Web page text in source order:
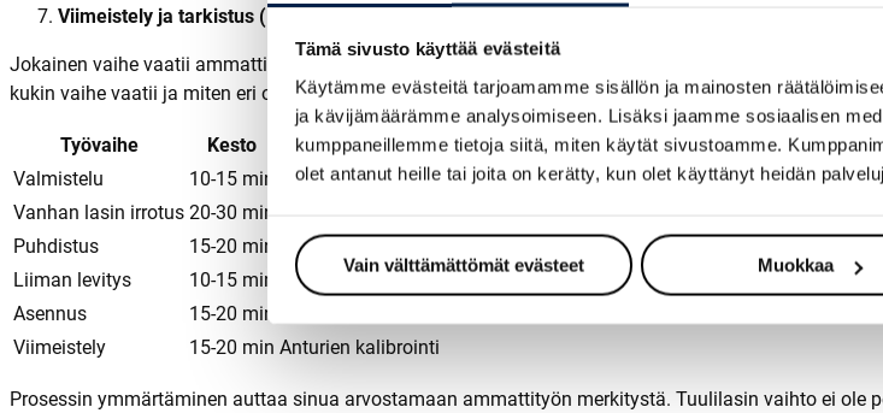
Tämä sivusto käyttää evästeitä
Käytämme evästeitä tarjoamamme sisällön ja mainosten
ja kävijämäärämme analysoimiseen. Lisäksi jaamme sosiaalisen
kumppaneillemme tietoja siitä, miten käytät sivustoamme.
olet antanut heille tai joita on kerätty, kun olet käyttänyt heidän
Vain välttämättömät evästeet Muokkaa
Viimeistely ja tarkistus (15-20 min):Anturit kalibroidaan, listat asennetaan lopullisesti ja työn
Jokainen vaihe vaatii ammattitaitoa ja kokemusta. Kiirehtiminen voi johtaa virheisiin, jotka
kukin vaihe vaatii ja miten eri olosuhteet vaikuttavat työhön.
Työvaihe Kesto
Kriittiset tekijät
Valmistelu
10-15 min
Huolellinen suojaus
Vanhan lasin irrotus 20-30 min
Puhdistus
15-20 min
Täydellinen vanhan liiman poisto
Liiman levitys
10-15 min
Tasainen ja oikea paksuus
Asennus
15-20 min
Viimeistely
15-20 min Anturien kalibrointi
Prosessin ymmärtäminen auttaa sinua arvostamaan ammattityön merkitystä. Tuulilasin vaihto ei